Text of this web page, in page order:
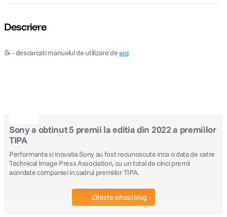
Descriere
📝 - descarcati manualul de utilizare deaici
Sony a obtinut 5 premii la editia din 2022 a premiilor
TIPA
Performanta si inovatia Sony au fost recunoscute inca o data de catre
Technical Image Press Association, cu un total de cinci premii
acordate companiei in cadrul premiilor TIPA.
Citeste articol blog